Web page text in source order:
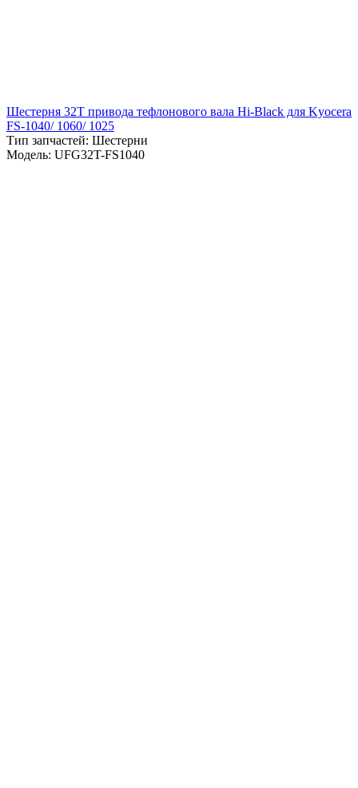
Шестерня 32T привода тефлонового вала Hi-Black для Kyocera
FS-1040/ 1060/ 1025
Тип запчастей: Шестерни
Модель: UFG32T-FS1040